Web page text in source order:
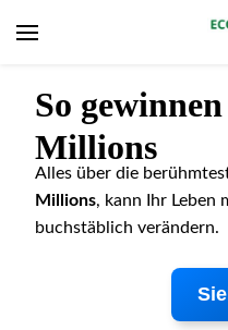
So
Millions
Alles über die
Millions, kann Ihr Leben
buchstäblich verändern.